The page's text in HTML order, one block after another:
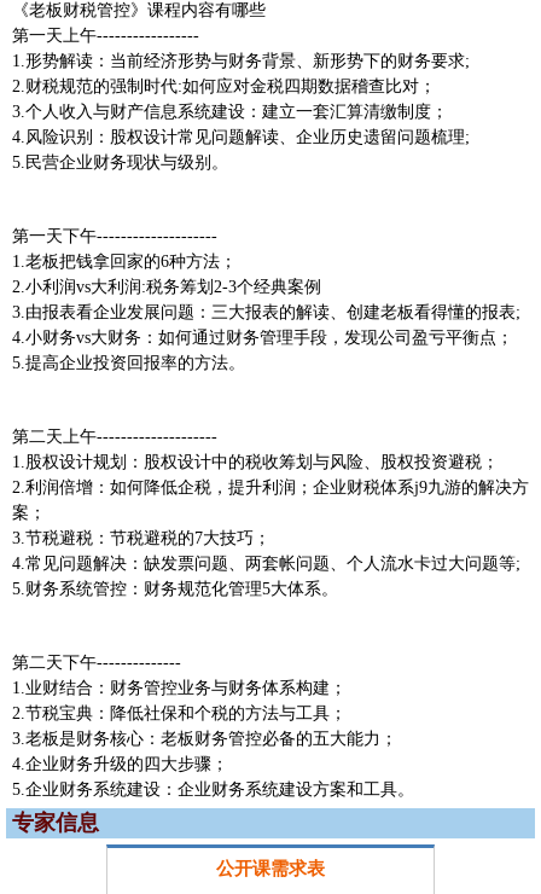
《老板财税管控》课程内容有哪些
第一天上午-----------------
1.形势解读：当前经济形势与财务背景、新形势下的财务要求;
2.财税规范的强制时代:如何应对金税四期数据稽查比对；
3.个人收入与财产信息系统建设：建立一套汇算清缴制度；
4.风险识别：股权设计常见问题解读、企业历史遗留问题梳理;
5.民营企业财务现状与级别。
第一天下午--------------------
1.老板把钱拿回家的6种方法；
2.小利润vs大利润:税务筹划2-3个经典案例
3.由报表看企业发展问题：三大报表的解读、创建老板看得懂的报表;
4.小财务vs大财务：如何通过财务管理手段，发现公司盈亏平衡点；
5.提高企业投资回报率的方法。
第二天上午--------------------
1.股权设计规划：股权设计中的税收筹划与风险、股权投资避税；
2.利润倍增：如何降低企税，提升利润；企业财税体系j9九游的解决方
案；
3.节税避税：节税避税的7大技巧；
4.常见问题解决：缺发票问题、两套帐问题、个人流水卡过大问题等;
5.财务系统管控：财务规范化管理5大体系。
第二天下午--------------
1.业财结合：财务管控业务与财务体系构建；
2.节税宝典：降低社保和个税的方法与工具；
3.老板是财务核心：老板财务管控必备的五大能力；
4.企业财务升级的四大步骤；
5.企业财务系统建设：企业财务系统建设方案和工具。
专家信息
公开课需求表